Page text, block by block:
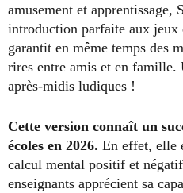
amusement et apprentissage,
introduction parfaite aux jeux
garantit en même temps des
rires entre amis et en
après-midis ludiques !
Cette version connaît un
écoles en 2026. En effet, elle
calcul mental positif et
enseignants apprécient sa